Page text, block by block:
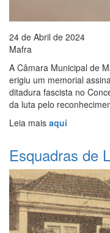
24 de Abril de 2024
Mafra
A Câmara Municipal de
erigiu um memorial
ditadura fascista no
da luta pelo
Leia mais aqui
Esquadras de